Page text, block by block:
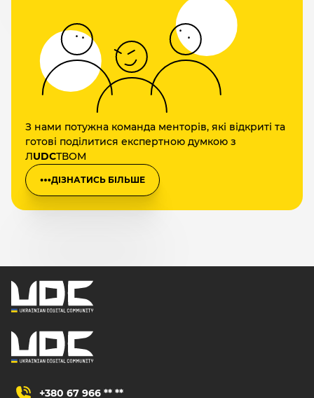
З нами потужна команда менторів, які відкриті та
готові поділитися експертною думкою з
ЛUDCТВОМ
ДІЗНАТИСЬ БІЛЬШЕ
+380 67 966 ** **